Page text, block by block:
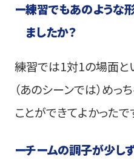
ー練習でもあのような
ましたか？
練習では1対1の場面と
（あのシーンでは）めっ
ことができてよかったで
ーチームの調子が少し